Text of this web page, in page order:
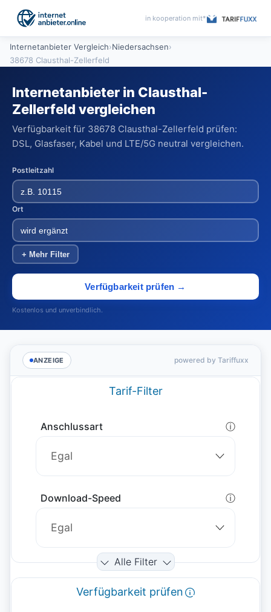
in kooperation mit*
Internetanbieter Vergleich›Niedersachsen›
38678 Clausthal-Zellerfeld
Internetanbieter in Clausthal-
Zellerfeld vergleichen
Verfügbarkeit für 38678 Clausthal-Zellerfeld prüfen:
DSL, Glasfaser, Kabel und LTE/5G neutral vergleichen.
Postleitzahl
Ort
+ Mehr Filter
Verfügbarkeit prüfen →
Kostenlos und unverbindlich.
ANZEIGE powered by Tariffuxx